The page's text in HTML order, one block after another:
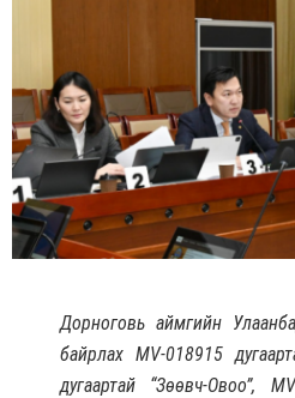
Дорноговь аймгийн
байрлах MV-018915
дугаартай “Зөөвч-Овоо”,